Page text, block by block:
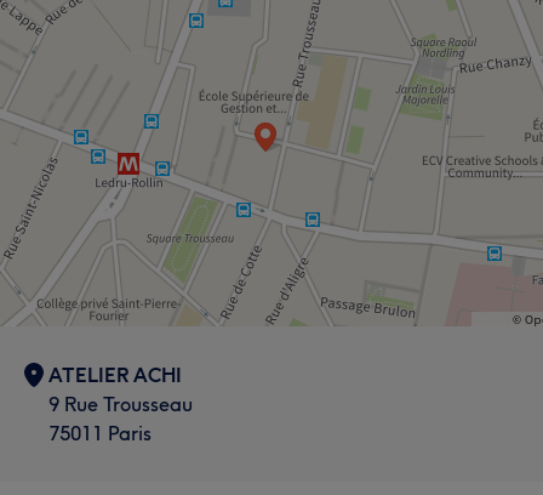
ATELIER ACHI
9 Rue Trousseau
75011 Paris